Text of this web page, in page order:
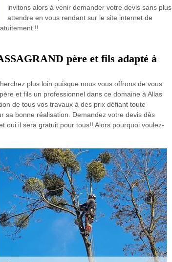
invitons alors à venir demander votre devis sans plus
attendre en vous rendant sur le site internet de
!!
père et fils adapté à
plus loin puisque nous vous offrons de vous
et fils un professionnel dans ce domaine à Allas
de tous vos travaux à des prix défiant toute
sa bonne réalisation. Demandez votre devis dès
oui il sera gratuit pour tous!! Alors pourquoi voulez-